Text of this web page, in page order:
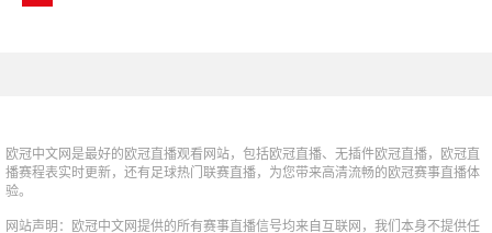
欧冠中文网是最好的欧冠直播观看网站，包括欧冠直播、无插件欧冠直播，欧冠直
播赛程表实时更新，还有足球热门联赛直播，为您带来高清流畅的欧冠赛事直播体
验。
网站声明：欧冠中文网提供的所有赛事直播信号均来自互联网，我们本身不提供任